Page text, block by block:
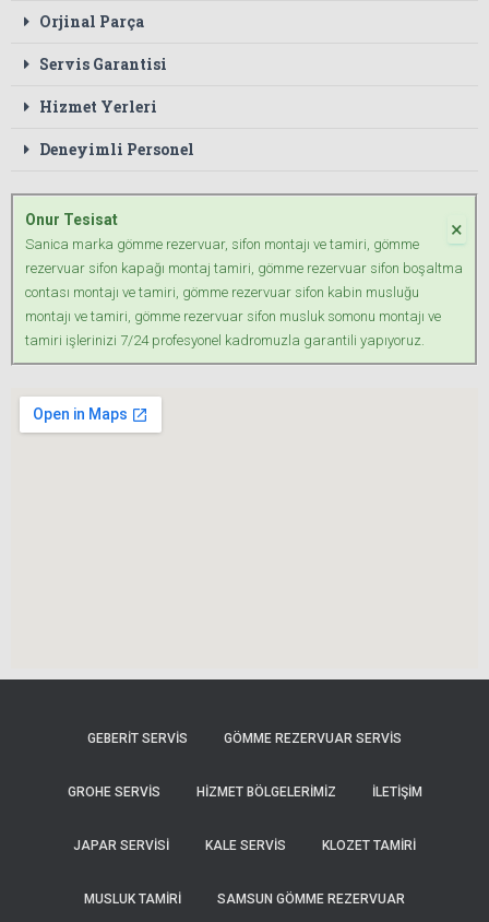
Orjinal Parça
Servis Garantisi
Hizmet Yerleri
Deneyimli Personel
Onur Tesisat
Sanica marka gömme rezervuar, sifon montajı ve tamiri, gömme
rezervuar sifon kapağı montaj tamiri, gömme rezervuar sifon boşaltma
contası montajı ve tamiri, gömme rezervuar sifon kabin musluğu
montajı ve tamiri, gömme rezervuar sifon musluk somonu montajı ve
tamiri işlerinizi 7/24 profesyonel kadromuzla garantili yapıyoruz.
×
GEBERIT SERVIS GÖMME REZERVUAR SERVIS
GROHE SERVIS HIZMET BÖLGELERIMIZ İLETİŞİM
JAPAR SERVISI KALE SERVIS KLOZET TAMIRI
MUSLUK TAMIRI SAMSUN GÖMME REZERVUAR